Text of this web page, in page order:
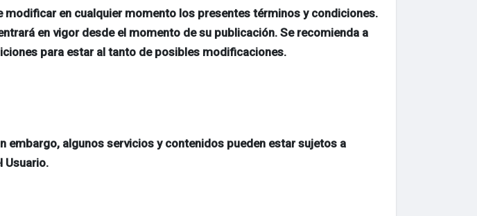
modificar en cualquier momento los presentes términos y condiciones.
en vigor desde el momento de su publicación. Se recomienda a
para estar al tanto de posibles modificaciones.
embargo, algunos servicios y contenidos pueden estar sujetos a
Usuario.